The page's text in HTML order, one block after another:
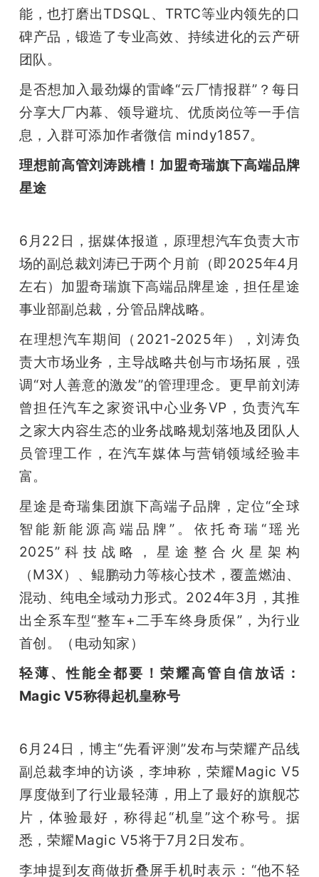
能，也打磨出TDSQL、TRTC等业内领先的口
碑产品，锻造了专业高效、持续进化的云产研
团队。
是否想加入最劲爆的雷峰“云厂情报群”？每日
分享大厂内幕、领导避坑、优质岗位等一手信
息，入群可添加作者微信 mindy1857。
理想前高管刘涛跳槽！加盟奇瑞旗下高端品牌
星途
6月22日，据媒体报道，原理想汽车负责大市
场的副总裁刘涛已于两个月前（即2025年4月
左右）加盟奇瑞旗下高端品牌星途，担任星途
事业部副总裁，分管品牌战略。
在理想汽车期间（2021-2025年），刘涛负
责大市场业务，主导战略共创与市场拓展，强
调“对人善意的激发”的管理理念。更早前刘涛
曾担任汽车之家资讯中心业务VP，负责汽车
之家大内容生态的业务战略规划落地及团队人
员管理工作，在汽车媒体与营销领域经验丰
富。
星途是奇瑞集团旗下高端子品牌，定位“全球
智能新能源高端品牌”。依托奇瑞“瑶光
2025”科技战略，星途整合火星架构
（M3X）、鲲鹏动力等核心技术，覆盖燃油、
混动、纯电全域动力形式。2024年3月，其推
出全系车型“整车+二手车终身质保”，为行业
首创。（电动知家）
轻薄、性能全都要！荣耀高管自信放话：
Magic V5称得起机皇称号
6月24日，博主“先看评测”发布与荣耀产品线
副总裁李坤的访谈，李坤称，荣耀Magic V5
厚度做到了行业最轻薄，用上了最好的旗舰芯
片，体验最好，称得起“机皇”这个称号。据
悉，荣耀Magic V5将于7月2日发布。
李坤提到友商做折叠屏手机时表示：“他不轻